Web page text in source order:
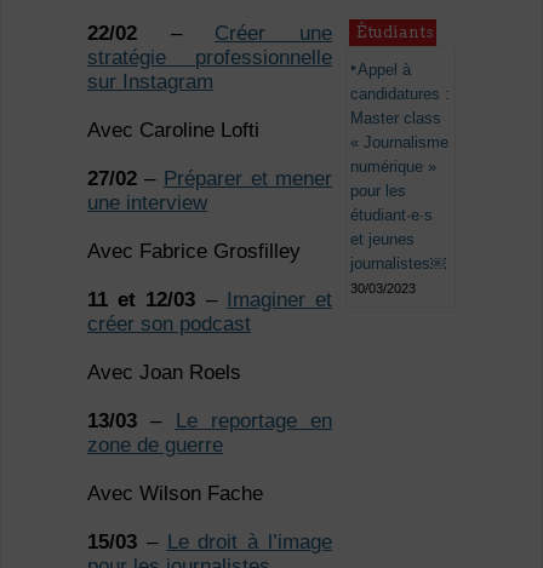
22/02– Créer une
stratégie professionnelle
sur I nstagram
Avec Caroline Lofti
27/02– Préparer et mener
une interview
Avec Fabrice Grosfilley
11 et 12/03 –
Imaginer et
créer son podcast
Avec Joan Roels
13/03–
Le reportage en
zone de guerre
Avec Wilson Fache
15/03– Le droit à l’image
Étudiants
Appel à
candidatures :
Master class
« Journalisme
numérique »
pour les
étudiant·e·s
et jeunes
journalistes￼
30/03/2023